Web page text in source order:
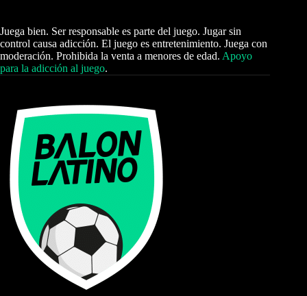
Juega bien. Ser responsable es parte del juego. Jugar sin
control causa adicción. El juego es entretenimiento. Juega con
moderación. Prohibida la venta a menores de edad. Apoyo
para la adicción al juego.